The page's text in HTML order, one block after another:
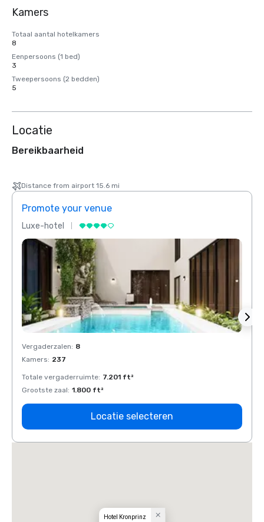
Kamers
Totaal aantal hotelkamers
8
Eenpersoons (1 bed)
3
Tweepersoons (2 bedden)
5
Locatie
Bereikbaarheid
Distance from airport 15.6 mi
Promote your venue
Luxe-hotel
Vergaderzalen: 8
Kamers: 237
Totale vergaderruimte: 7.201 ft²
Grootste zaal: 1.800 ft²
Locatie selecteren
Hotel Kronprinz